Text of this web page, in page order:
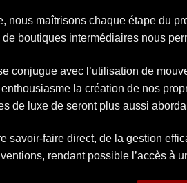
nous maîtrisons chaque étape du
de boutiques intermédiaires nous
conjugue avec l’utilisation de
la création de nos
de luxe de seront plus aussi
savoir-faire direct, de la gestion
rendant possible l’accès à